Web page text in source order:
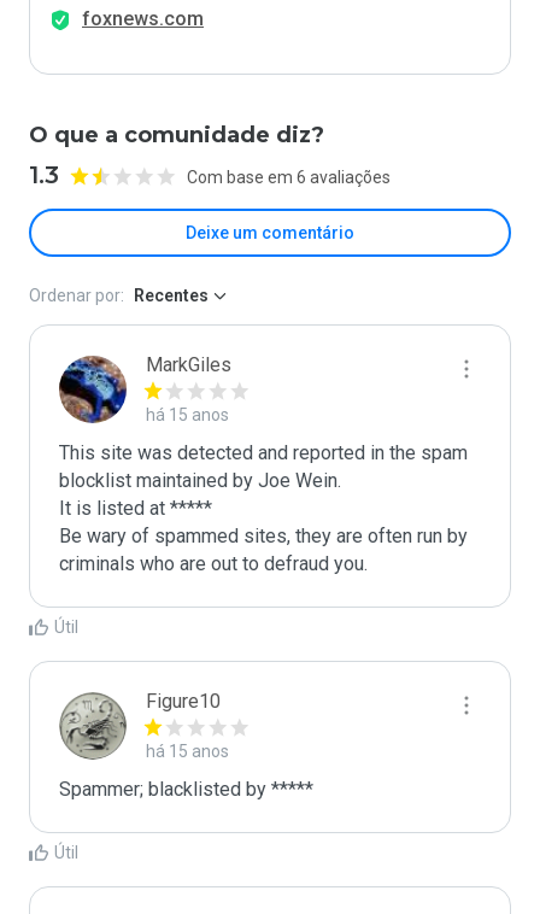
foxnews.com
O que a comunidade diz?
1.3 Com base em 6 avaliações
Deixe um comentário
Ordenar por: Recentes
MarkGiles
há 15 anos
This site was detected and reported in the spam
blocklist maintained by Joe Wein.
It is listed at *****
Be wary of spammed sites, they are often run by
criminals who are out to defraud you.
Útil
Figure10
há 15 anos
Spammer; blacklisted by *****
Útil